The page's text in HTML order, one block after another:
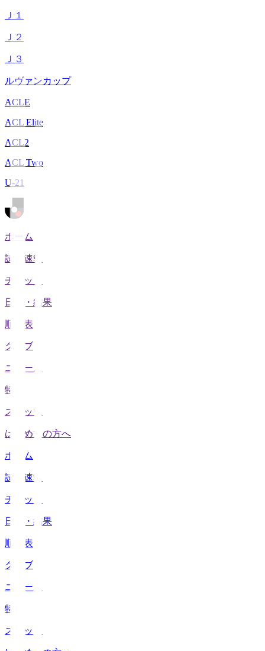
Ｊ１
Ｊ２
Ｊ３
ルヴァンカップ
ACLE
ACL Elite
ACL2
ACL Two
U-21
ホーム
試合速報
チケット
日程・結果
順位表
クラブ
ニュース
特集
スタッツ
はじめての方へ
ホーム
試合速報
チケット
日程・結果
順位表
クラブ
ニュース
特集
スタッツ